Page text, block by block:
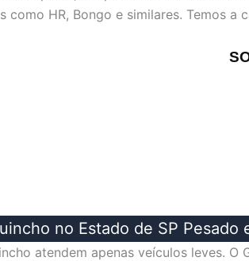
como HR, Bongo e similares. Temos
no Estado de SP Pesado
atendem apenas veículos leves.